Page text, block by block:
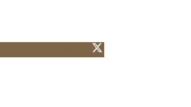
Guardar no Pinterest